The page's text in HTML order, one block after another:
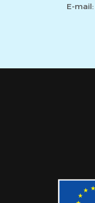
E-mail: